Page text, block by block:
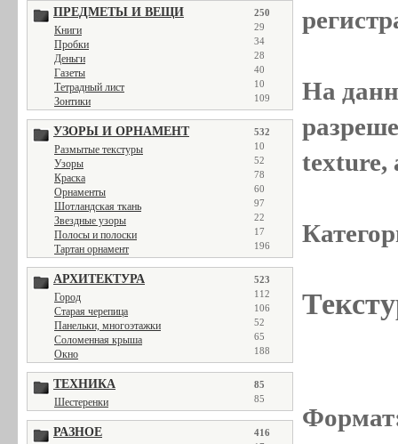
ПРЕДМЕТЫ И ВЕЩИ 250
Книги 29
Пробки 34
Деньги 28
Газеты 40
Тетрадный лист 10
Зонтики 109
УЗОРЫ И ОРНАМЕНТ 532
Размытые текстуры 10
Узоры 52
Краска 78
Орнаменты 60
Шотландская ткань 97
Звездные узоры 22
Полосы и полоски 17
Тартан орнамент 196
АРХИТЕКТУРА 523
Город 112
Старая черепица 106
Панельки, многоэтажки 52
Соломенная крыша 65
Окно 188
ТЕХНИКА 85
Шестеренки 85
РАЗНОЕ 416
На
texture,